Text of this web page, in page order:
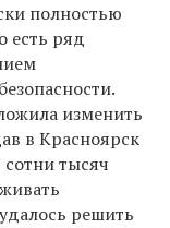
полностью
есть ряд
изменить
в Красноярск
тысяч
решить